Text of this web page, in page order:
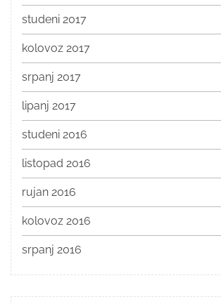
studeni 2017
kolovoz 2017
srpanj 2017
lipanj 2017
studeni 2016
listopad 2016
rujan 2016
kolovoz 2016
srpanj 2016